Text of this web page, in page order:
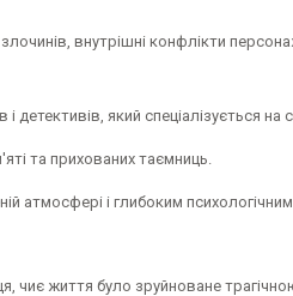
внутрішні конфлікти
який спеціалізується на
та прихованих таємниць.
атмосфері і глибоким
чиє життя було зруйноване